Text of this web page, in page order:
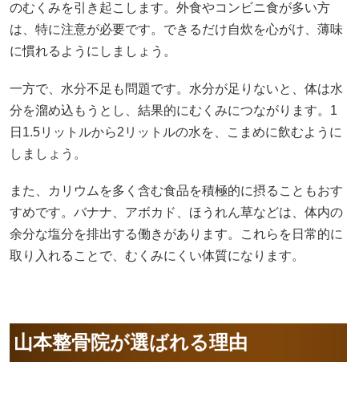
のむくみを引き起こします。外食やコンビニ食が多い方
は、特に注意が必要です。できるだけ自炊を心がけ、薄味
に慣れるようにしましょう。
一方で、水分不足も問題です。水分が足りないと、体は水
分を溜め込もうとし、結果的にむくみにつながります。1
日1.5リットルから2リットルの水を、こまめに飲むように
しましょう。
また、カリウムを多く含む食品を積極的に摂ることもおす
すめです。バナナ、アボカド、ほうれん草などは、体内の
余分な塩分を排出する働きがあります。これらを日常的に
取り入れることで、むくみにくい体質になります。
山本整骨院が選ばれる理由